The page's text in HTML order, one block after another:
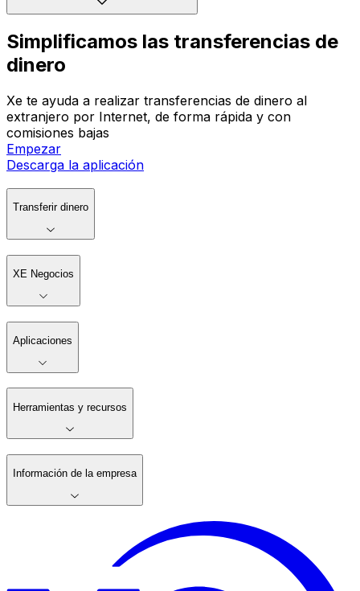
Simplificamos las transferencias de
dinero
Xe te ayuda a realizar transferencias de dinero al
extranjero por Internet, de forma rápida y con
comisiones bajas
Empezar
Descarga la aplicación
Transferir dinero
XE Negocios
Aplicaciones
Herramientas y recursos
Información de la empresa